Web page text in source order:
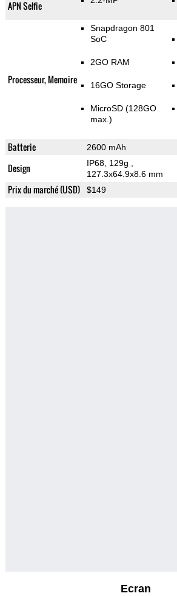
APN Selfie
Processeur, Memoire
Snapdragon 801
SoC
2GO RAM
16GO Storage
MicroSD (128GO
max.)
Batterie 2600 mAh
Design IP68, 129g
127.3x64.9x8.6 mm
Prix du marché (USD) $149
Ecran